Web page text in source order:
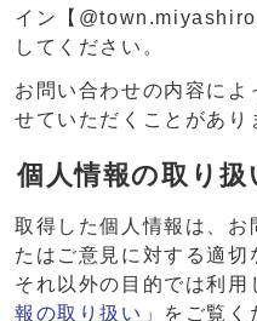
イン【
してください。
お問い合わせの内容によ
せていただくことがあり
個人情報の取り扱
取得した個人情報は、お
たはご意見に対する適切
それ以外の目的では利用
報の取り扱い 」をご覧く